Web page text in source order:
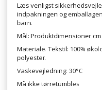
Læs venligst
indpakningen og
barn.
Mål: Produktdimensioner cm
Materiale. Tekstil: 100%
polyester.
Vaskevejledning: 30°C
Må ikke tørretumbles